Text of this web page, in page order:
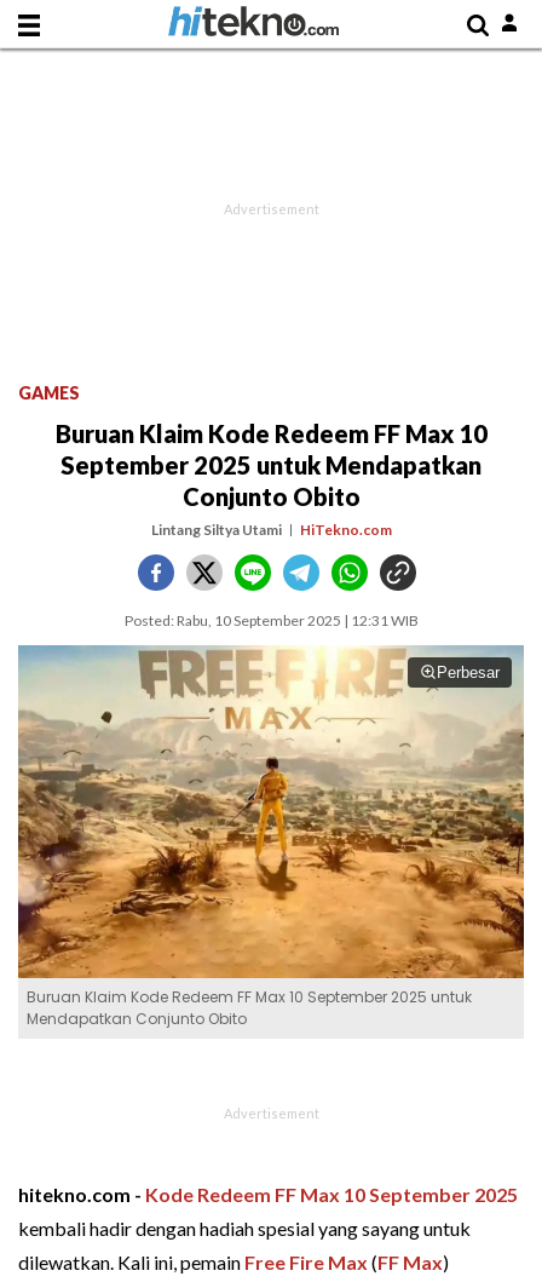
GAMES
Buruan Klaim Kode Redeem FF Max 10
September 2025 untuk Mendapatkan
Conjunto Obito
Lintang Siltya Utami HiTekno.com
Posted: Rabu, 10 September 2025 | 12:31 WIB
Perbesar
Buruan Klaim Kode Redeem FF Max 10 September 2025 untuk
Mendapatkan Conjunto Obito
hitekno.com - Kode Redeem FF Max 10 September 2025
kembali hadir dengan hadiah spesial yang sayang untuk
dilewatkan. Kali ini, pemain Free Fire Max (FF Max)